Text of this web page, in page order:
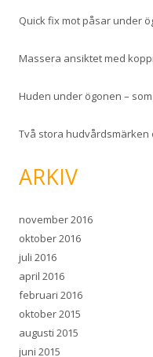
Quick fix mot påsar under
Massera ansiktet med
Huden under ögonen –
Två stora
ARKIV
november 2016
oktober 2016
juli 2016
april 2016
februari 2016
oktober 2015
augusti 2015
juni 2015